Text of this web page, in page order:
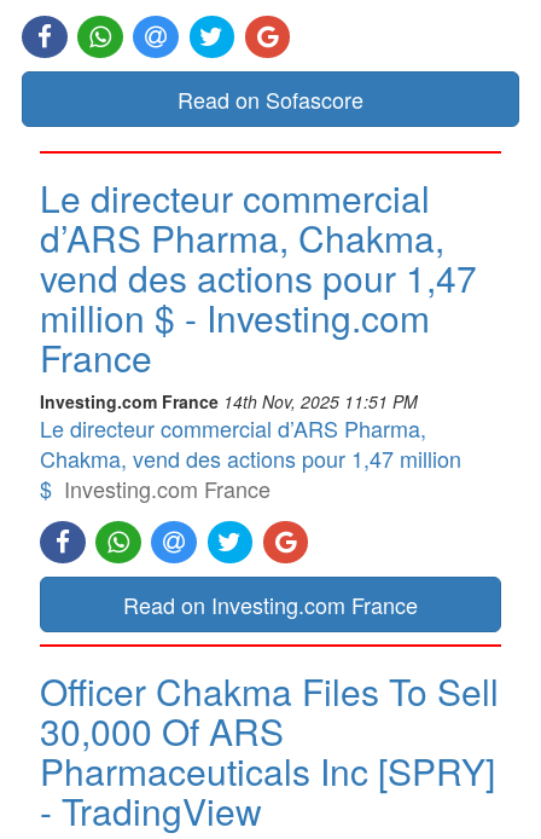
Read on Sofascore
Le directeur commercial
d’ARS Pharma, Chakma,
vend des actions pour 1,47
million $ - Investing.com
France
Investing.com France 14th Nov, 2025 11:51 PM
Le directeur commercial d’ARS Pharma,
Chakma, vend des actions pour 1,47 million
$ Investing.com France
Read on Investing.com France
Officer Chakma Files To Sell
30,000 Of ARS
Pharmaceuticals Inc [SPRY]
- TradingView